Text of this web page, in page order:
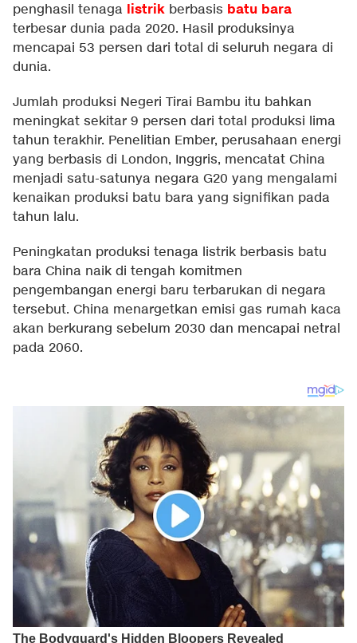
penghasil tenaga listrik berbasis batu bara
terbesar dunia pada 2020. Hasil produksinya
mencapai 53 persen dari total di seluruh negara di
dunia.
Jumlah produksi Negeri Tirai Bambu itu bahkan
meningkat sekitar 9 persen dari total produksi lima
tahun terakhir. Penelitian Ember, perusahaan energi
yang berbasis di London, Inggris, mencatat China
menjadi satu-satunya negara G20 yang mengalami
kenaikan produksi batu bara yang signifikan pada
tahun lalu.
Peningkatan produksi tenaga listrik berbasis batu
bara China naik di tengah komitmen
pengembangan energi baru terbarukan di negara
tersebut. China menargetkan emisi gas rumah kaca
akan berkurang sebelum 2030 dan mencapai netral
pada 2060.